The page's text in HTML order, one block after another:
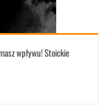
wpływu! Stoickie